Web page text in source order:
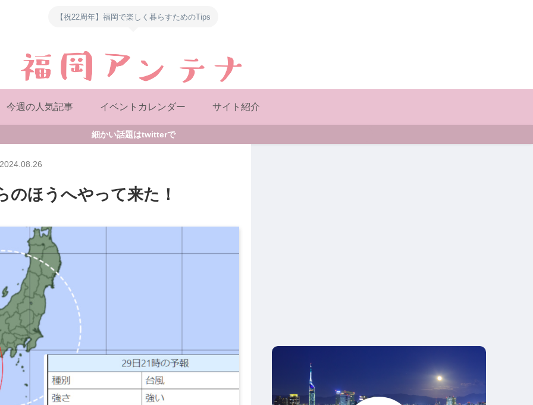
【祝22周年】福岡で楽しく暮らすためのTips
今週の人気記事 イベントカレンダー サイト紹介
細かい話題はtwitterで
のほうへやって来た！
2024.08.26